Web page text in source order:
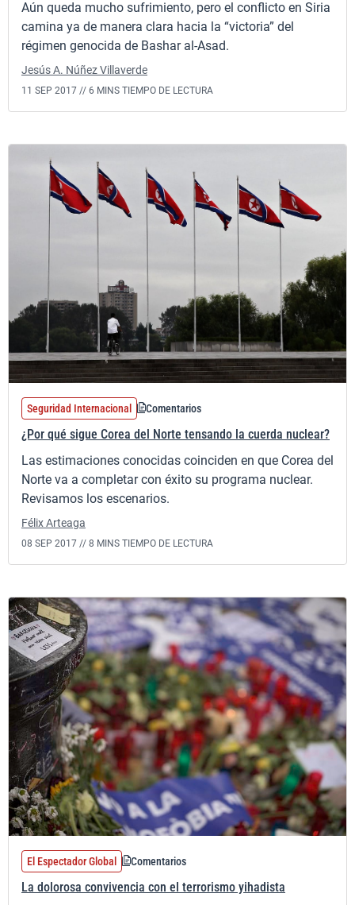
Aún queda mucho sufrimiento, pero el conflicto en Siria
camina ya de manera clara hacia la “victoria” del
régimen genocida de Bashar al-Asad.
Jesús A. Núñez Villaverde
11 SEP 2017 // 6 MINS TIEMPO DE LECTURA
Seguridad Internacional Comentarios
¿Por qué sigue Corea del Norte tensando la cuerda nuclear?
Las estimaciones conocidas coinciden en que Corea del
Norte va a completar con éxito su programa nuclear.
Revisamos los escenarios.
Félix Arteaga
08 SEP 2017 // 8 MINS TIEMPO DE LECTURA
El Espectador Global Comentarios
La dolorosa convivencia con el terrorismo yihadista